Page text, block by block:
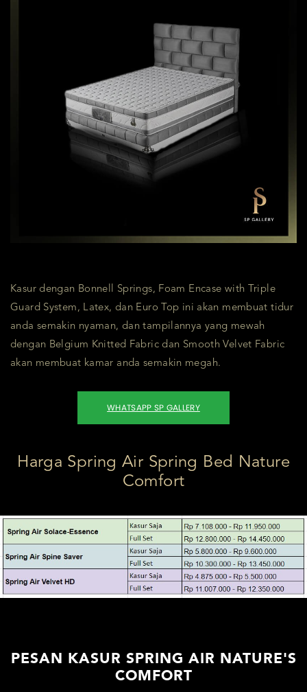
Kasur dengan Bonnell Springs, Foam Encase with Triple
Guard System, Latex, dan Euro Top ini akan membuat tidur
anda semakin nyaman, dan tampilannya yang mewah
dengan Belgium Knitted Fabric dan Smooth Velvet Fabric
akan membuat kamar anda semakin megah.
WHATSAPP SP GALLERY
Harga Spring Air Spring Bed Nature
Comfort
PESAN KASUR SPRING AIR NATURE'S
COMFORT